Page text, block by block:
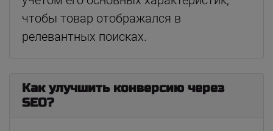
чтобы товар отображался в
релевантных поисках.
Как улучшить конверсию через
SEO?